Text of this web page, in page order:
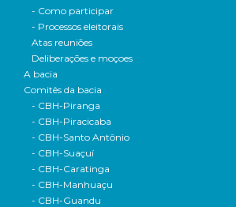
- Como participar
- Processos eleitorais
Atas reuniões
Deliberações e moçoes
A bacia
Comitês da bacia
- CBH-Piranga
- CBH-Piracicaba
- CBH-Santo Antônio
- CBH-Suaçuí
- CBH-Caratinga
- CBH-Manhuaçu
- CBH-Guandu